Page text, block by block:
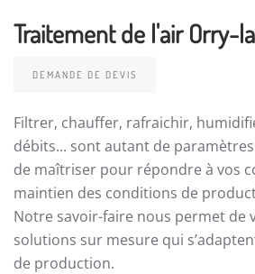
Traitement de l'air Orry-
DEMANDE DE DEVIS
Filtrer, chauffer, rafraichir,
débits... sont autant de
de maîtriser pour répondre à vos
maintien des conditions de
Notre savoir-faire nous permet de
solutions sur mesure qui
de production.